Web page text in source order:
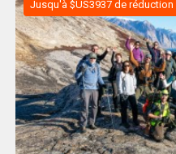
Jusqu'à $US3937 de réduction